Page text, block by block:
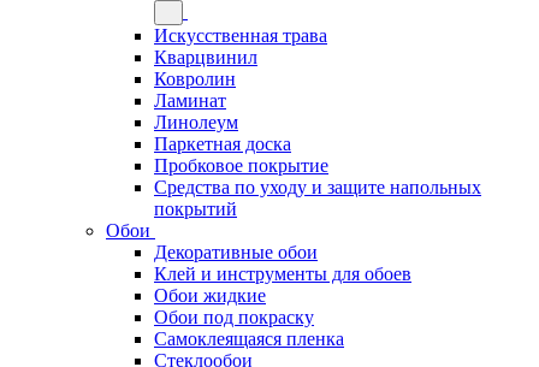
Искусственная трава
Кварцвинил
Ковролин
Ламинат
Линолеум
Паркетная доска
Пробковое покрытие
Средства по уходу и защите напольных
покрытий
Обои
Декоративные обои
Клей и инструменты для обоев
Обои жидкие
Обои под покраску
Самоклеящаяся пленка
Стеклообои